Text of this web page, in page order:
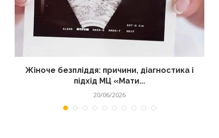
Жіноче безпліддя: причини, діагностика і
підхід МЦ «Мати...
20/06/2026